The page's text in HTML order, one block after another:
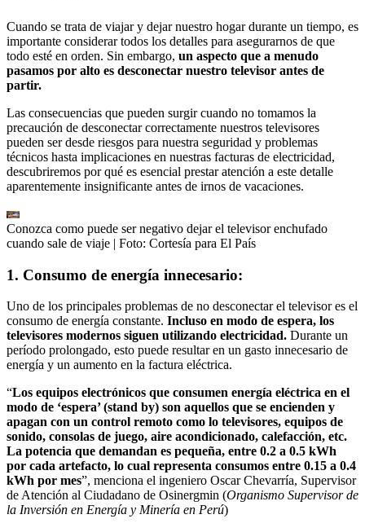
Cuando se trata de viajar y dejar nuestro hogar durante un tiempo, es
importante considerar todos los detalles para asegurarnos de que
todo esté en orden. Sin embargo, un aspecto que a menudo
pasamos por alto es desconectar nuestro televisor antes de
partir.
Las consecuencias que pueden surgir cuando no tomamos la
precaución de desconectar correctamente nuestros televisores
pueden ser desde riesgos para nuestra seguridad y problemas
técnicos hasta implicaciones en nuestras facturas de electricidad,
descubriremos por qué es esencial prestar atención a este detalle
aparentemente insignificante antes de irnos de vacaciones.
Conozca como puede ser negativo dejar el televisor enchufado
cuando sale de viaje | Foto: Cortesía para El País
1. Consumo de energía innecesario:
Uno de los principales problemas de no desconectar el televisor es el
consumo de energía constante. Incluso en modo de espera, los
televisores modernos siguen utilizando electricidad. Durante un
período prolongado, esto puede resultar en un gasto innecesario de
energía y un aumento en la factura eléctrica.
“Los equipos electrónicos que consumen energía eléctrica en el
modo de ‘espera’ (stand by) son aquellos que se encienden y
apagan con un control remoto como lo televisores, equipos de
sonido, consolas de juego, aire acondicionado, calefacción, etc.
La potencia que demandan es pequeña, entre 0.2 a 0.5 kWh
por cada artefacto, lo cual representa consumos entre 0.15 a 0.4
kWh por mes”, menciona el ingeniero Oscar Chevarría, Supervisor
de Atención al Ciudadano de Osinergmin (Organismo Supervisor de
la Inversión en Energía y Minería en Perú)